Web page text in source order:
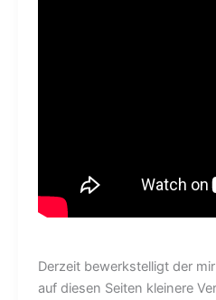
Derzeit bewerkstelligt der
auf diesen Seiten kleinere